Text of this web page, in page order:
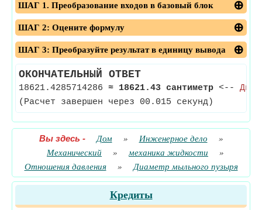
ШАГ 1. Преобразование входов в базовый блок
ШАГ 2: Оцените формулу
ШАГ 3: Преобразуйте результат в единицу вывода
ОКОНЧАТЕЛЬНЫЙ ОТВЕТ
18621.4285714286 ≈ 18621.43 сантиметр <--
(Расчет завершен через 00.015 секунд)
Вы здесь - Дом » Инженерное дело
»
Механический
» механика жидкости
»
Отношения давления
» Диаметр мыльного пузыря
Кредиты